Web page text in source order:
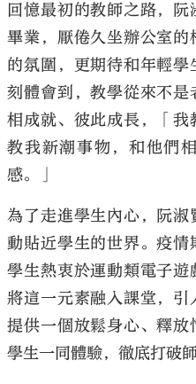
回憶最初的教師之路，
畢業，厭倦久坐辦公室
的氛圍，更期待和年輕
刻體會到，教學從來不
相成就、彼此成長，「
教我新潮事物，和他們
感。」
為了走進學生內心，阮
動貼近學生的世界。疫
學生熱衷於運動類電子
將這一元素融入課堂，
提供一個放鬆身心、釋
學生一同體驗，徹底打破